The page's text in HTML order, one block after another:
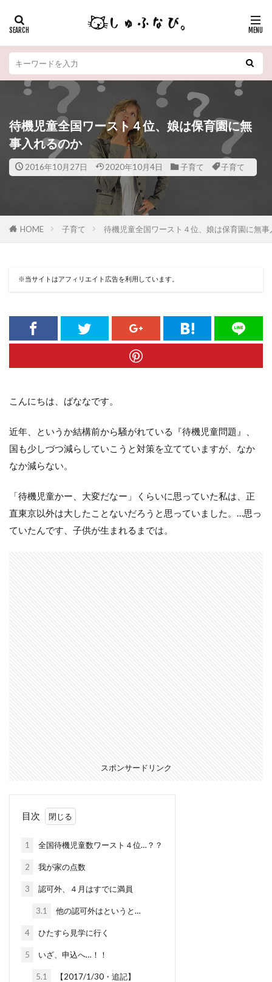
待機児童全国ワースト４位、娘は保育園に無
事入れるのか
2016年10月27日 2020年10月4日 子育て 子育て
HOME 子育て 待機児童全国ワースト４位、娘は保育園に無事
※当サイトはアフィリエイト広告を利用しています。
こんにちは、ばななです。
近年、というか結構前から騒がれている『待機児童問題』、
国も少しづつ減らしていこうと対策を立てていますが、なか
なか減らない。
「待機児童かー、大変だなー」くらいに思っていた私は、正
直東京以外は大したことないだろうと思っていました。…思っ
ていたんです、子供が生まれるまでは。
スポンサードリンク
目次
1 全国待機児童数ワースト４位…？？
2 我が家の点数
3 認可外、４月はすでに満員
3.1 他の認可外はというと…
4 ひたすら見学に行く
5 いざ、申込へ…！！
5.1 【2017/1/30・追記】